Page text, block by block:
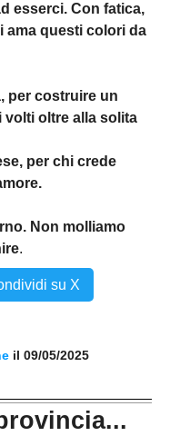
esserci. Con fatica,
ama questi colori da
per costruire un
oltre alla solita
per chi crede
Non molliamo
.
su X
il 09/05/2025